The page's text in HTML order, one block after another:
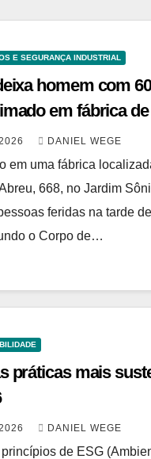
E SEGURANÇA INDUSTRIAL
homem com
em fábrica de
DANIEL WEGE
em uma fábrica
668, no Jardim
feridas na tarde
o Corpo de…
práticas mais
DANIEL WEGE
princípios de ESG